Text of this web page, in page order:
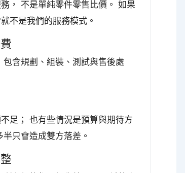
， 不是單純零件零售比價。 如果
不是我們的服務模式。
含規劃、組裝、測試與售後處
足； 也有些情況是預算與期待方
只會造成雙方落差。